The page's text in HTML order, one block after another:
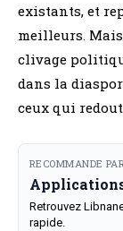
existants, et
meilleurs.
clivage
dans la
ceux qui
RECOMMANDE
Retrouvez
rapide.